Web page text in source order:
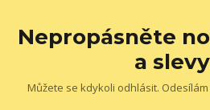
Nepropásněte
a
Můžete se kdykoli odhlásit.